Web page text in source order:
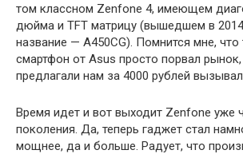
том классном Zenfone 4, имеющем
дюйма и TFT матрицу (вышедшем в 2014
название — A450CG). Помнится мне, что
смартфон от Asus просто порвал рынок,
предлагали нам за 4000 рублей
Время идет и вот выходит Zenfone уже
поколения. Да, теперь гаджет стал
мощнее, да и больше. Радует, что